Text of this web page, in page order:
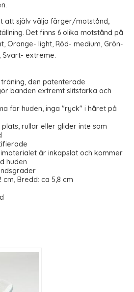
att själv välja färger/motstånd,
Det finns 6 olika motstånd på
Orange- light, Röd- medium, Grön-
Svart- extreme.
den patenterade
banden extremt slitstarka och
för huden, inga "ryck" i håret på
rullar eller glider inte som
är inkapslat och kommer
huden
cm, Bredd: ca 5,8 cm